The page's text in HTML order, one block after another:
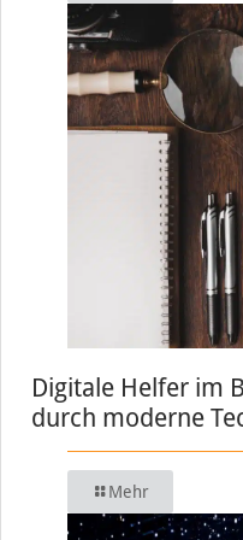
Digitale Helfer im
durch moderne
Mehr